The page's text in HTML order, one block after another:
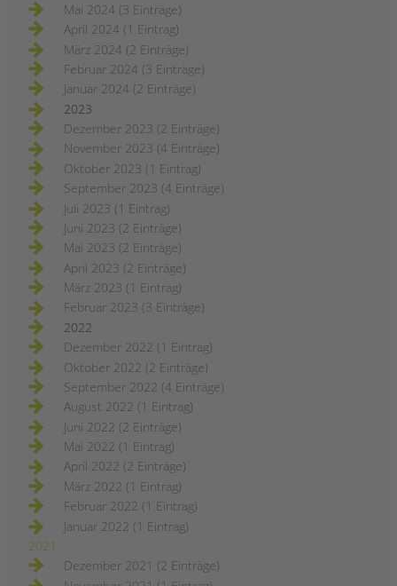
Mai 2024 (3 Einträge)
April 2024 (1 Eintrag)
März 2024 (2 Einträge)
Februar 2024 (3 Einträge)
Januar 2024 (2 Einträge)
2023
Dezember 2023 (2 Einträge)
November 2023 (4 Einträge)
Oktober 2023 (1 Eintrag)
September 2023 (4 Einträge)
Juli 2023 (1 Eintrag)
Juni 2023 (2 Einträge)
Mai 2023 (2 Einträge)
April 2023 (2 Einträge)
März 2023 (1 Eintrag)
Februar 2023 (3 Einträge)
2022
Dezember 2022 (1 Eintrag)
Oktober 2022 (2 Einträge)
September 2022 (4 Einträge)
August 2022 (1 Eintrag)
Juni 2022 (2 Einträge)
Mai 2022 (1 Eintrag)
April 2022 (2 Einträge)
März 2022 (1 Eintrag)
Februar 2022 (1 Eintrag)
Januar 2022 (1 Eintrag)
2021
Dezember 2021 (2 Einträge)